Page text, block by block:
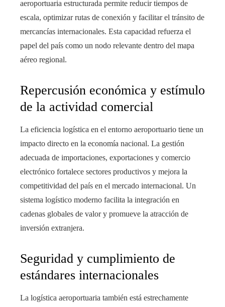
aeroportuaria estructurada permite reducir tiempos de
escala, optimizar rutas de conexión y facilitar el tránsito de
mercancías internacionales. Esta capacidad refuerza el
papel del país como un nodo relevante dentro del mapa
aéreo regional.
Repercusión económica y estímulo
de la actividad comercial
La eficiencia logística en el entorno aeroportuario tiene un
impacto directo en la economía nacional. La gestión
adecuada de importaciones, exportaciones y comercio
electrónico fortalece sectores productivos y mejora la
competitividad del país en el mercado internacional. Un
sistema logístico moderno facilita la integración en
cadenas globales de valor y promueve la atracción de
inversión extranjera.
Seguridad y cumplimiento de
estándares internacionales
La logística aeroportuaria también está estrechamente